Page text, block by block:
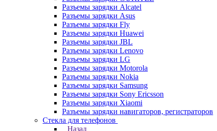
Разъемы зарядки Alcatel
Разъемы зарядки Asus
Разъемы зарядки Fly
Разъемы зарядки Huawei
Разъемы зарядки JBL
Разъемы зарядки Lenovo
Разъемы зарядки LG
Разъемы зарядки Motorola
Разъемы зарядки Nokia
Разъемы зарядки Samsung
Разъемы зарядки Sony Ericsson
Разъемы зарядки Xiaomi
Разъемы зарядки навигаторов, регистраторов
Стекла для телефонов
Назад